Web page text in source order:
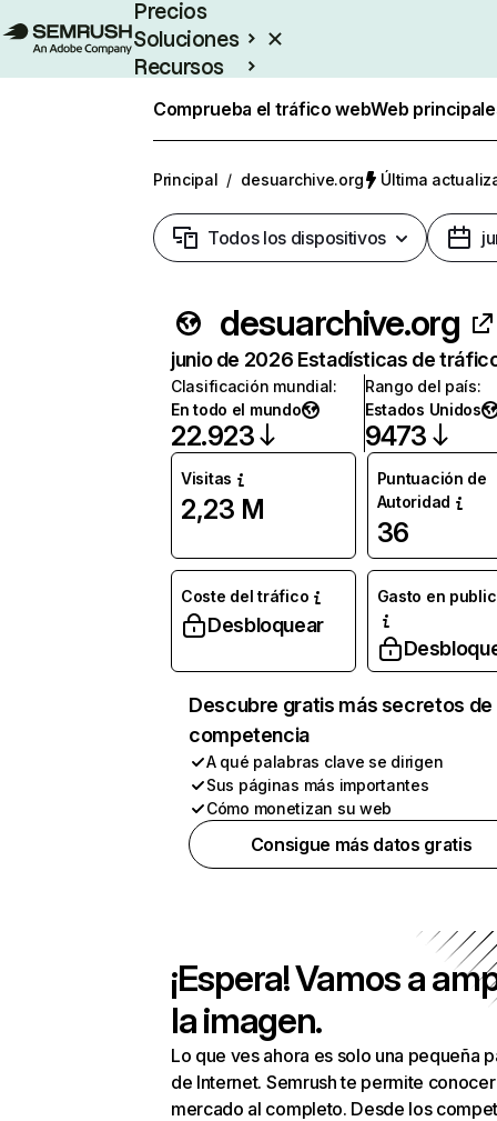
Precios
Soluciones
Recursos
Comprueba el tráfico webWeb
Principal / desuarchive.org Última
Todos los dispositivos
desuarchive.org
junio de 2026 Estadísticas de
Clasificación mundial:
En todo el mundo
22.923
Rango del país:
Estados Unidos
9473
Visitas
2,23 M
Puntuación de
Autoridad
36
Coste del tráfico
Desbloquear
Gasto en
Descubre gratis más secretos de
competencia
A qué palabras clave se dirigen
Sus páginas más importantes
Cómo monetizan su web
Consigue más datos gratis
¡Espera! Vamos a
la imagen.
Lo que ves ahora es solo una pequeña
de Internet. Semrush te permite
mercado al completo. Desde los